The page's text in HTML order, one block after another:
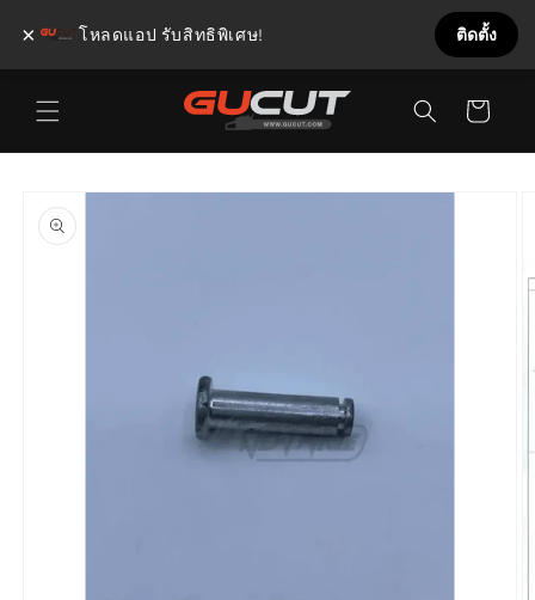
ข้ามไป
ยัง
เนื้อหา
สินค้า
ข้ามไป
ยังข้อมูล
สินค้า
× โหลดแอป รับสิทธิพิเศษ! ติดตั้ง